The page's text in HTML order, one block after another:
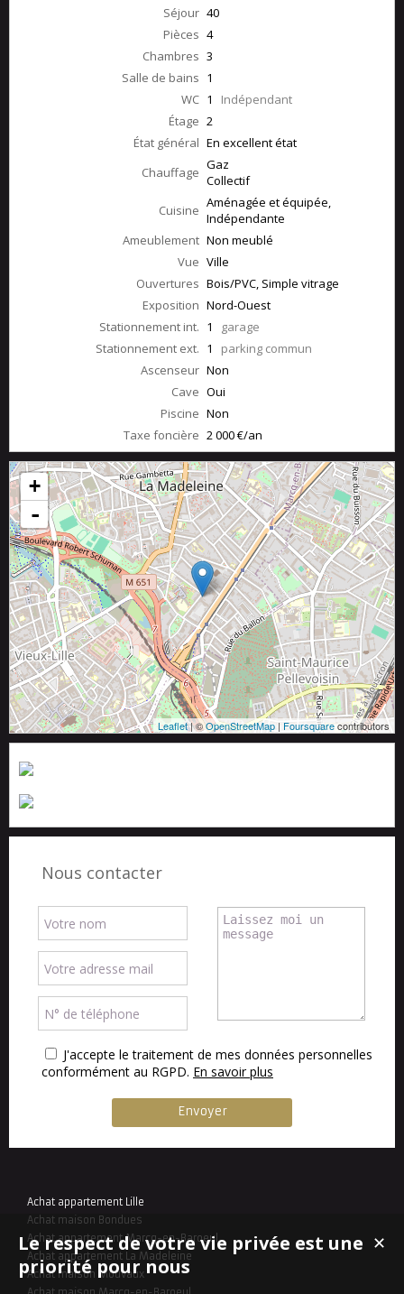
Séjour 40
Pièces 4
Chambres 3
Salle de bains 1
WC 1 Indépendant
Étage 2
État général En excellent état
Chauffage Gaz
Collectif
Cuisine Aménagée et équipée,
Indépendante
Ameublement Non meublé
Vue Ville
Ouvertures Bois/PVC, Simple vitrage
Exposition Nord-Ouest
Stationnement int. 1
garage
Stationnement ext. 1 parking commun
Ascenseur Non
Cave Oui
Piscine Non
Taxe foncière 2 000 €/an
+
-
Leaflet| ©OpenStreetMap | Foursquarecontributors
Nous contacter
J'accepte le traitement de mes données personnelles
conformément au RGPD. En savoir plus
Achat appartement Lille
Achat maison Bondues
Achat appartement Marcq-en-Baroeul
Achat appartement La Madeleine
Achat maison Mouvaux
✕
Le respect de votre vie privée est une
priorité pour nous